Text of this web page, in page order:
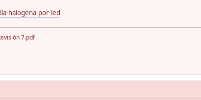
halogena-por-led
7.pdf